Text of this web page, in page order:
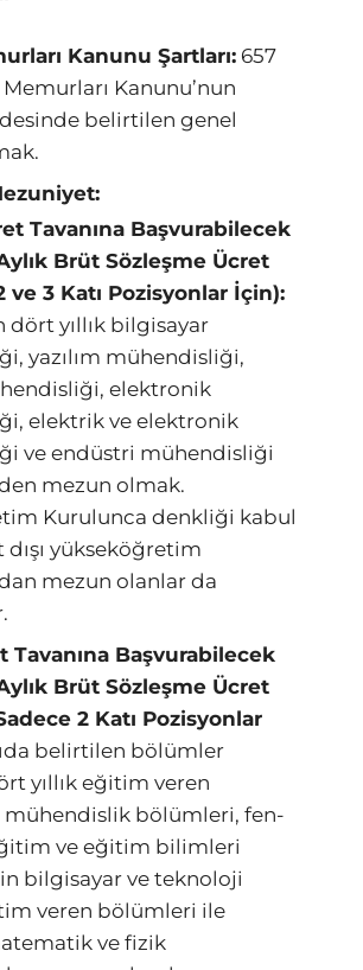
Kanunu Şartları: 657
Memurları Kanunu’nun
belirtilen genel
Tavanına Başvurabilecek
Brüt Sözleşme Ücret
ve 3 Katı Pozisyonlar İçin):
dört yıllık bilgisayar
yazılım mühendisliği,
elektronik
elektrik ve elektronik
ve endüstri mühendisliği
mezun olmak.
Kurulunca denkliği kabul
yükseköğretim
mezun olanlar da
Tavanına Başvurabilecek
Brüt Sözleşme Ücret
2 Katı Pozisyonlar
belirtilen bölümler
yıllık eğitim veren
bölümleri, fen-
ve eğitim bilimleri
bilgisayar ve teknoloji
veren bölümleri ile
ve fizik